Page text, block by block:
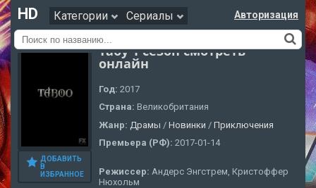
HD Категории Сериалы Авторизация
ДОБАВИТЬ
В
ИЗБРАННОЕ
Табу 1 сезон смотреть
онлайн
Год: 2017
Страна: Великобритания
Жанр: Драмы / Новинки / Приключения
Премьера (РФ): 2017-01-14
Режиссер: Андерс Энгстрем, Кристоффер
Нюхольм